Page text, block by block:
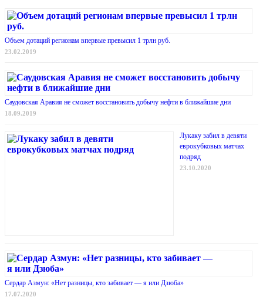
Объем дотаций регионам впервые превысил 1 трлн руб.
23.02.2019
Саудовская Аравия не сможет восстановить добычу нефти в ближайшие дни
18.09.2019
Лукаку забил в девяти
еврокубковых матчах
подряд
23.10.2020
Сердар Азмун: «Нет разницы, кто забивает — я или Дзюба»
17.07.2020